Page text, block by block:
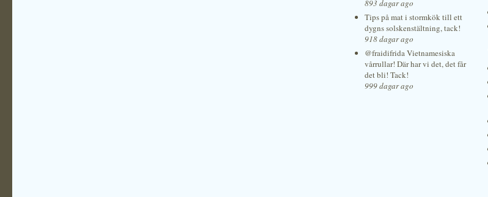
893 dagar ago
Tips på mat i stormkök till ett
dygns solskenstältning, tack!
918 dagar ago
@fraidifrida Vietnamesiska
vårrullar! Där har vi det, det får
det bli! Tack!
999 dagar ago